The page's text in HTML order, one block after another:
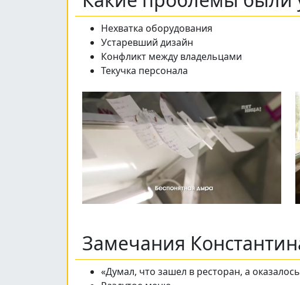
Нехватка оборудования
Устаревший дизайн
Конфликт между владельцами
Текучка персонала
Замечания
«Думал, что зашел в ресторан, а